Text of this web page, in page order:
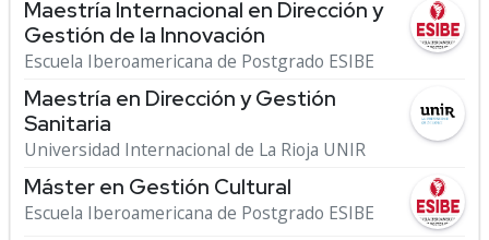
Maestría Internacional en Dirección y
Gestión de la Innovación
Escuela Iberoamericana de Postgrado ESIBE
Maestría en Dirección y Gestión
Sanitaria
Universidad Internacional de La Rioja UNIR
Máster en Gestión Cultural
Escuela Iberoamericana de Postgrado ESIBE